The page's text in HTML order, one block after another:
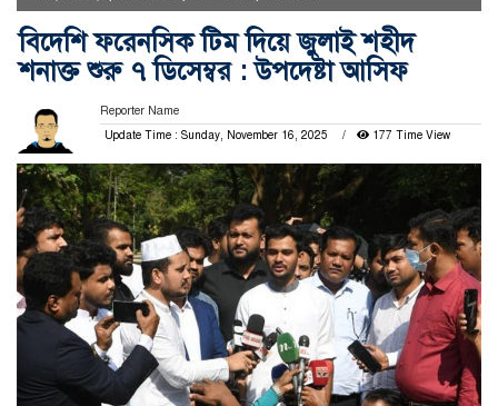
বিদেশি ফরেনসিক টিম দিয়ে জুলাই শহীদ
শনাক্ত শুরু ৭ ডিসেম্বর : উপদেষ্টা আসিফ
Reporter Name
Update Time : Sunday, November 16, 2025
177 Time View